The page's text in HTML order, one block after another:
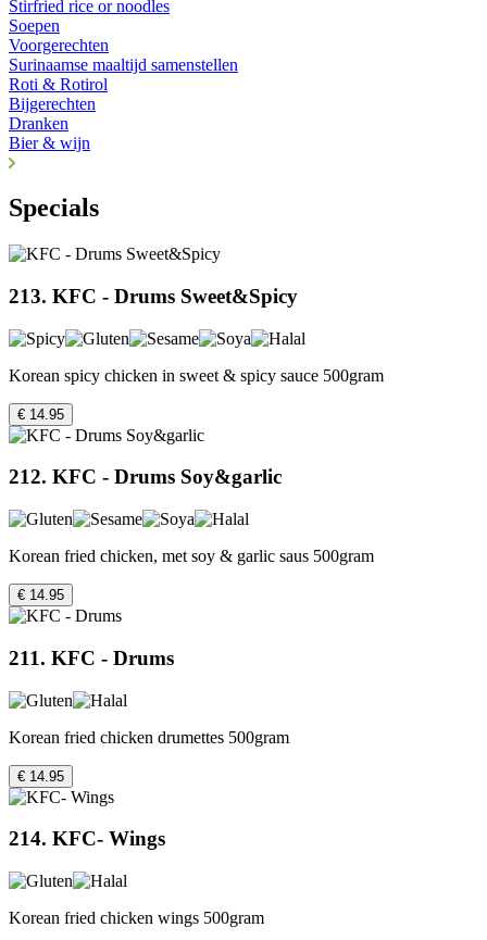
Stirfried rice or noodles
Soepen
Voorgerechten
Surinaamse maaltijd samenstellen
Roti & Rotirol
Bijgerechten
Dranken
Bier & wijn
Specials
213. KFC - Drums Sweet&Spicy
Korean spicy chicken in sweet & spicy sauce 500gram
€ 14.95
212. KFC - Drums Soy&garlic
Korean fried chicken, met soy & garlic saus 500gram
€ 14.95
211. KFC - Drums
Korean fried chicken drumettes 500gram
€ 14.95
214. KFC- Wings
Korean fried chicken wings 500gram